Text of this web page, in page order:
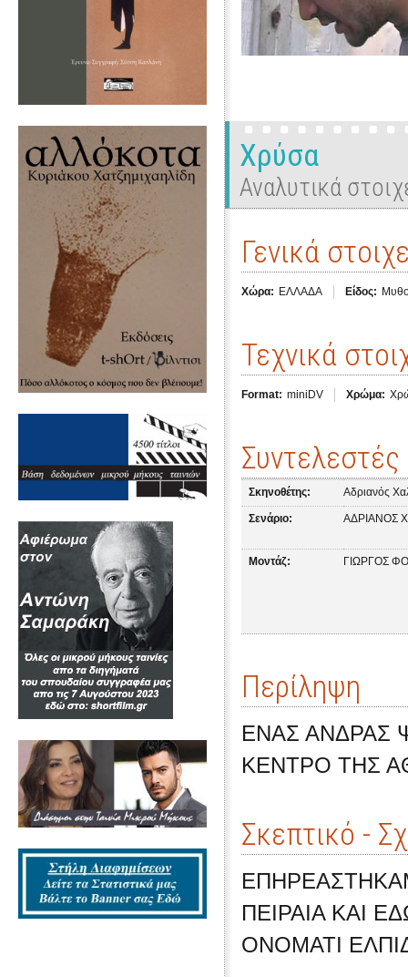
Χρύσα
Αναλυτικά
Γενικά
Χώρα: ΕΛΛΑΔΑ Είδος:
Τεχνικά
Format: miniDV Χρώμα:
Συντελεστές
Σκηνοθέτης: Αδριανός
Σενάριο: ΑΔΡΙΑΝΟΣ
Μοντάζ: ΓΙΩΡΓΟΣ
Περίληψη
ΕΝΑΣ ΑΝΔΡΑΣ
ΚΕΝΤΡΟ ΤΗΣ
Σκεπτικό -
ΠΕΙΡΑΙΑ ΚΑΙ
ΟΝΟΜΑΤΙ